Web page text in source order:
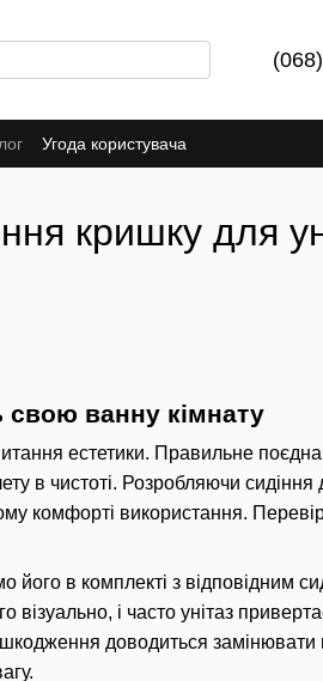
Угода користувача
кришку для
свою ванну кімнату
естетики. Правильне
в чистоті. Розробляючи сидіння
комфорті використання.
його в комплекті з відповідним
і часто унітаз
доводиться замінювати